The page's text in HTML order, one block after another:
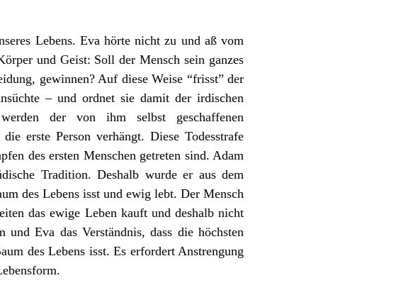
Lebens. Eva hörte nicht zu und aß vom
und Geist: Soll der Mensch sein ganzes
gewinnen? Auf diese Weise “frisst” der
– und ordnet sie damit der irdischen
der von ihm selbst geschaffenen
erste Person verhängt. Diese Todesstrafe
des ersten Menschen getreten sind. Adam
Tradition. Deshalb wurde er aus dem
des Lebens isst und ewig lebt. Der Mensch
das ewige Leben kauft und deshalb nicht
Eva das Verständnis, dass die höchsten
des Lebens isst. Es erfordert Anstrengung